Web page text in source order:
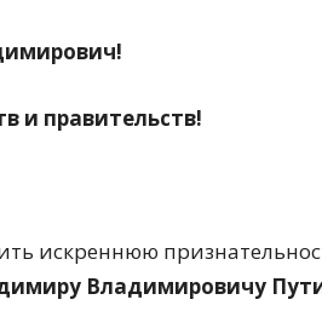
и правительств!
искреннюю
Владимировичу